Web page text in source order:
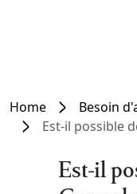
Home Besoin
Est-il possible de
Est-il